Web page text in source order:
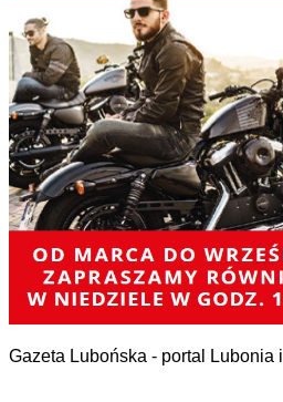
Gazeta Lubońska - portal